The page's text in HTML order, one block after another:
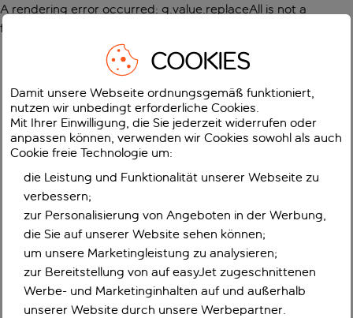
A rendering error occurred: g.value.replaceAll is not a
function
COOKIES
Damit unsere Webseite ordnungsgemäß funktioniert,
nutzen wir unbedingt erforderliche Cookies.
Mit Ihrer Einwilligung, die Sie jederzeit widerrufen oder
anpassen können, verwenden wir Cookies sowohl als auch
Cookie freie Technologie um:
die Leistung und Funktionalität unserer Webseite zu
verbessern;
zur Personalisierung von Angeboten in der Werbung,
die Sie auf unserer Website sehen können;
um unsere Marketingleistung zu analysieren;
zur Bereitstellung von auf easyJet zugeschnittenen
Werbe- und Marketinginhalten auf und außerhalb
unserer Website durch unsere Werbepartner.